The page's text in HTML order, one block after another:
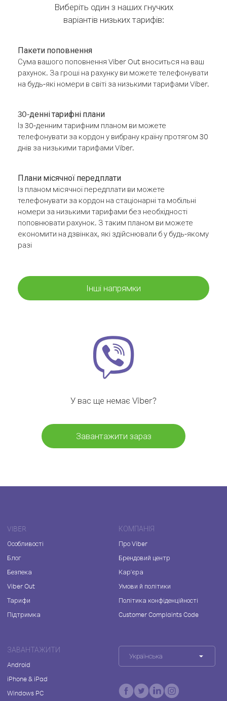
Виберіть один з наших гнучких
варіантів низьких тарифів:
Пакети поповнення
Сума вашого поповнення Viber Out вноситься на ваш
рахунок. За гроші на рахунку ви можете телефонувати
на будь-які номери в світі за низькими тарифами Viber.
30-денні тарифні плани
Із 30-денним тарифним планом ви можете
телефонувати за кордон у вибрану країну протягом 30
днів за низькими тарифами Viber.
Плани місячної передплати
Із планом місячної передплати ви можете
телефонувати за кордон на стаціонарні та мобільні
номери за низькими тарифами без необхідності
поповнювати рахунок. З таким планом ви можете
економити на дзвінках, які здійснювали б у будь-якому
разі
Інші напрямки
У вас ще немає Viber?
Завантажити зараз
VIBER
Особливості
Блог
Безпека
Viber Out
Тарифи
Підтримка
КОМПАНІЯ
Про Viber
Брендовий центр
Кар'єра
Умови й політики
Політика конфіденційності
Customer Complaints Code
ЗАВАНТАЖИТИ
Android
iPhone & iPad
Windows PC
Українська